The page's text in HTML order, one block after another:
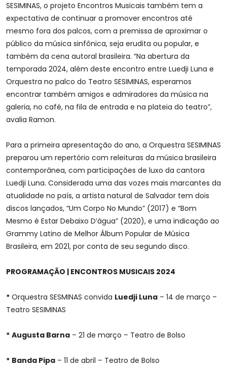
SESIMINAS, o projeto Encontros Musicais também tem a
expectativa de continuar a promover encontros até
mesmo fora dos palcos, com a premissa de aproximar o
público da música sinfônica, seja erudita ou popular, e
também da cena autoral brasileira. “Na abertura da
temporada 2024, além deste encontro entre Luedji Luna e
Orquestra no palco do Teatro SESIMINAS, esperamos
encontrar também amigos e admiradores da música na
galeria, no café, na fila de entrada e na plateia do teatro”,
avalia Ramon.
Para a primeira apresentação do ano, a Orquestra SESIMINAS
preparou um repertório com releituras da música brasileira
contemporânea, com participações de luxo da cantora
Luedji Luna. Considerada uma das vozes mais marcantes da
atualidade no país, a artista natural de Salvador tem dois
discos lançados, “Um Corpo No Mundo” (2017) e “Bom
Mesmo é Estar Debaixo D’água” (2020), e uma indicação ao
Grammy Latino de Melhor Álbum Popular de Música
Brasileira, em 2021, por conta de seu segundo disco.
PROGRAMAÇÃO | ENCONTROS MUSICAIS 2024
* Orquestra SESMINAS convida Luedji Luna – 14 de março –
Teatro SESIMINAS
* Augusta Barna – 21 de março – Teatro de Bolso
* Banda Pipa – 11 de abril – Teatro de Bolso